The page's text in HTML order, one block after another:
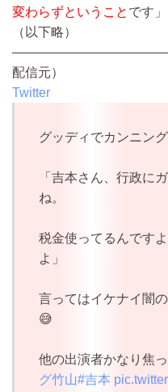
変わらずということ です
（以下略）
配信元）
Twitter
グッディでカンニン
「吉本さん、行政に
ね。
税金使ってるんです
よ」
言ってはイケナイ闇
😅
他の出演者かなり焦
グ竹山#吉本